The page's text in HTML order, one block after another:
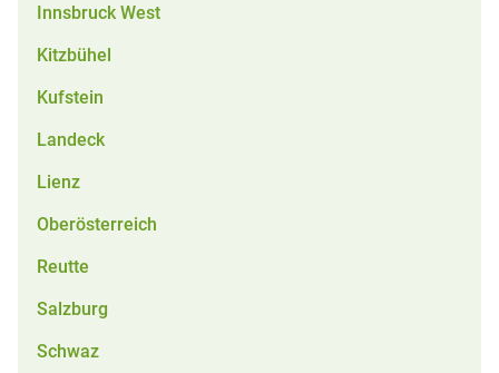
Innsbruck West
Kitzbühel
Kufstein
Landeck
Lienz
Oberösterreich
Reutte
Salzburg
Schwaz